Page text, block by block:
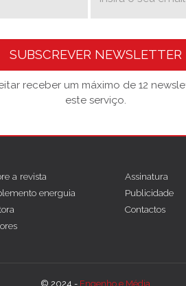
SUBSCREVER NEWSLETTER
receber um máximo de 12
este serviço.
a revista
energuia
Assinatura
Publicidade
Contactos
© 2024 - Engenho e Média